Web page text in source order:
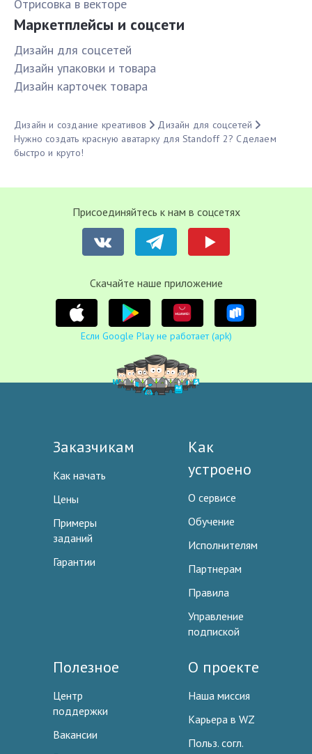
Отрисовка в векторе
Маркетплейсы и соцсети
Дизайн для соцсетей
Дизайн упаковки и товара
Дизайн карточек товара
Дизайн и создание креативов
Дизайн для соцсетей
Нужно создать красную аватарку для Standoff 2? Сделаем
быстро и круто!
Присоединяйтесь к нам в соцсетях
Cкачайте наше приложение
Если Google Play не работает (apk)
Заказчикам
Как начать
Цены
Примеры
заданий
Гарантии
Как
устроено
О сервисе
Обучение
Исполнителям
Партнерам
Правила
Управление
подпиской
Полезное
Центр
поддержки
Вакансии
О проекте
Наша миссия
Карьера в WZ
Польз. согл.